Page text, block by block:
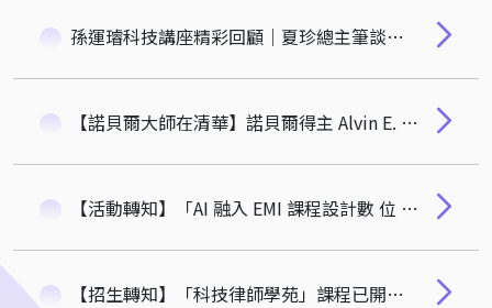
孫運璿科技講座精彩回顧｜夏珍總主筆談「歡迎進入破碎的後真相時代-媒體、數位、政治」
【諾貝爾大師在清華】諾貝爾得主 Alvin E. Roth 蒞臨科管院：跨越金錢，用經濟學解決生命的難題
【活動轉知】「AI 融入 EMI 課程設計數 位 課 程 原 型 實 作」
【招生轉知】「科技律師學苑」課程已開放招生，歡迎律師及企業法務人員報名參加！